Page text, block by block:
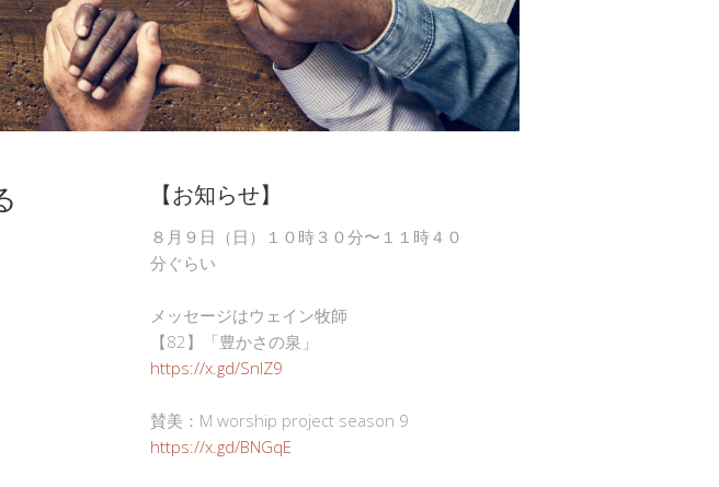
【お知らせ】
８月９日（日）１０時３０分〜１１時４０
分ぐらい
メッセージはウェイン牧師
【82】「豊かさの泉」
https://x.gd/SnlZ9
賛美：M worship project season 9
https://x.gd/BNGqE